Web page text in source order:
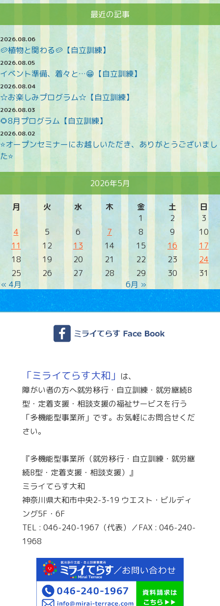
最近の記事
2026.08.06
🥔植物と関わる🥔【自立訓練】
2026.08.05
イベント準備、着々と…😁【自立訓練】
2026.08.04
☆お楽しみプログラム☆【自立訓練】
2026.08.03
🌻8月プログラム【自立訓練】
2026.08.02
⭐オープンセミナーにお越しいただき、ありがとうございまし
た⭐
2026年5月
月 火 水 木 金 土 日
« 4月 6月 »
1 2
3
4
5 6 7 8 9
10
11
12 13 14 15 16
17
18
19 20 21 22 23
24
25
26 27 28 29 30 31
「ミライてらす大和」 は、
障がい者の方へ就労移行・自立訓練・就労継続B
型・定着支援・相談支援の福祉サービスを行う
「多機能型事業所」です。お気軽にお問合せくだ
さい。
『多機能型事業所（就労移行・自立訓練・就労継
続B型・定着支援・相談支援）』
ミライてらす大和
神奈川県大和市中央2-3-19 ウエスト・ビルディ
ング5F・6F
TEL : 046-240-1967（代表）／FAX : 046-240-
1968